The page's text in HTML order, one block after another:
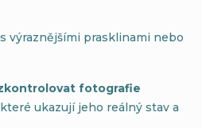
výraznějšími prasklinami nebo
fotografie
ukazují jeho reálný stav a